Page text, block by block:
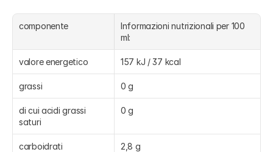
componente
Informazioni nutrizionali per 100
ml:
valore energetico 157 kJ / 37 kcal
grassi 0 g
di cui acidi grassi
saturi
0 g
carboidrati 2,8 g